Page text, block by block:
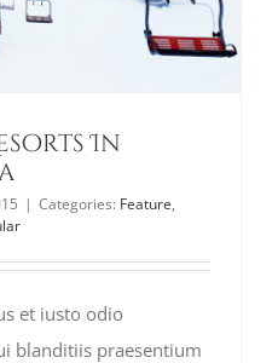
In
| Categories: Feature,
et iusto odio
blanditiis praesentium